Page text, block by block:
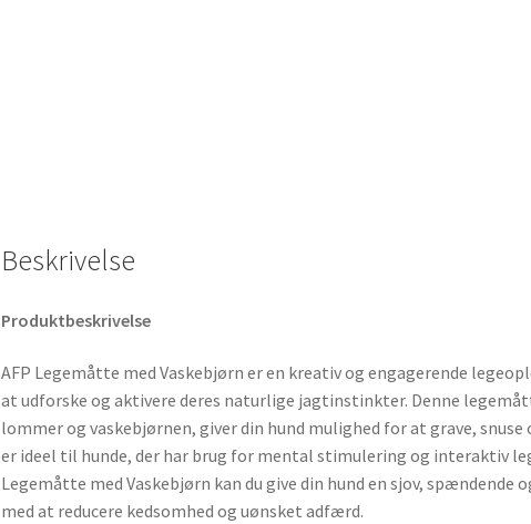
Beskrivelse
Produktbeskrivelse
AFP Legemåtte med Vaskebjørn er en kreativ og engagerende
at udforske og aktivere deres naturlige jagtinstinkter. Denne
lommer og vaskebjørnen, giver din hund mulighed for at grave, snuse
er ideel til hunde, der har brug for mental stimulering og interaktiv leg
Legemåtte med Vaskebjørn kan du give din hund en sjov,
med at reducere kedsomhed og uønsket adfærd.